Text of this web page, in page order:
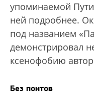
упоминаемой
ней подробнее.
под названием
демонстрировал
ксенофобию
Без понтов